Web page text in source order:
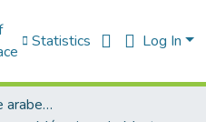
Statistics Log In
Faculté de littérature arabe et des arts